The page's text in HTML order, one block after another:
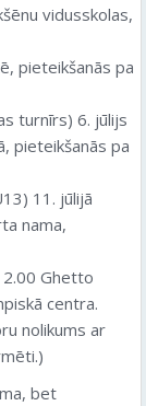
vidusskolas,
pieteikšanās pa
turnīrs) 6. jūlijs
pieteikšanās pa
11. jūlijā
nama,
Ghetto
centra.
nolikums ar
bet